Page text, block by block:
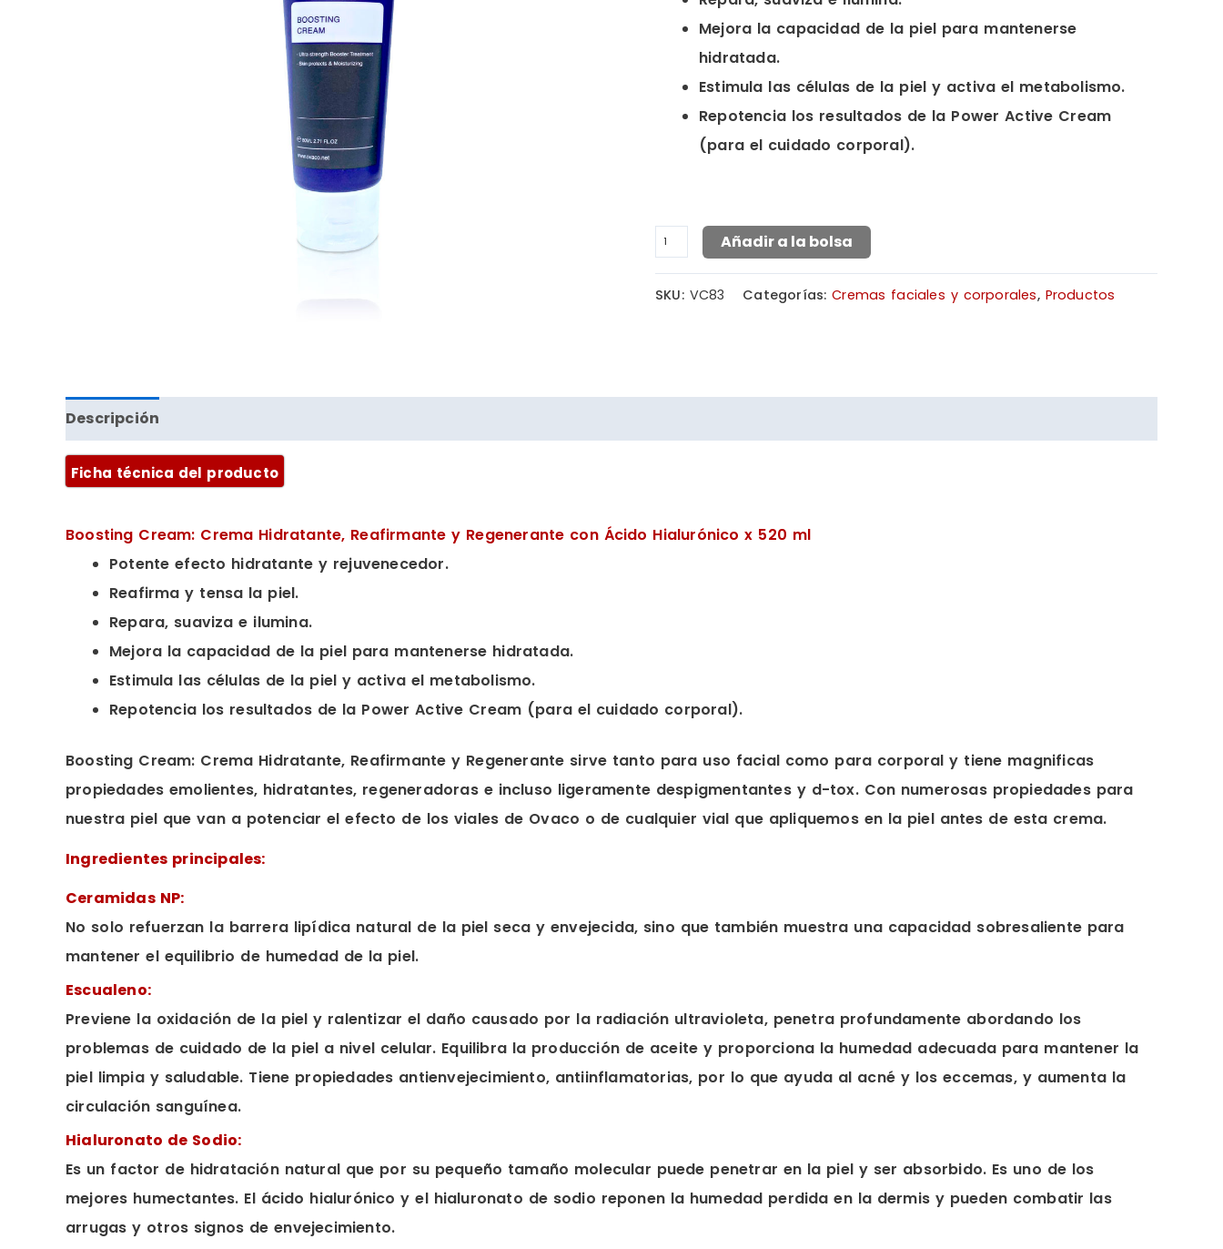
Mejora la capacidad de la piel para mantenerse
hidratada.
Estimula las células de la piel y activa el metabolismo.
Repotencia los resultados de la Power Active Cream
(para el cuidado corporal).
Cream
cantidad
Añadir a la bolsa
SKU: VC83 Categorías:Cremas faciales y corporales, Productos
Descripción
Ficha técnica del producto
Boosting Cream: Crema Hidratante, Reafirmante y Regenerante con Ácido Hialurónico x 520 ml
Potente efecto hidratante y rejuvenecedor.
Reafirma y tensa la piel.
Repara, suaviza e ilumina.
Mejora la capacidad de la piel para mantenerse hidratada.
Estimula las células de la piel y activa el metabolismo.
Repotencia los resultados de la Power Active Cream (para el cuidado corporal).
Boosting Cream: Crema Hidratante, Reafirmante y Regenerante sirve tanto para uso facial como para corporal y tiene magnificas
propiedades emolientes, hidratantes, regeneradoras e incluso ligeramente despigmentantes y d-tox. Con numerosas propiedades para
nuestra piel que van a potenciar el efecto de los viales de Ovaco o de cualquier vial que apliquemos en la piel antes de esta crema.
Ingredientes principales:
Ceramidas NP:
No solo refuerzan la barrera lipídica natural de la piel seca y envejecida, sino que también muestra una capacidad sobresaliente para
mantener el equilibrio de humedad de la piel.
Escualeno:
Previene la oxidación de la piel y ralentizar el daño causado por la radiación ultravioleta, penetra profundamente abordando los
problemas de cuidado de la piel a nivel celular. Equilibra la producción de aceite y proporciona la humedad adecuada para mantener la
piel limpia y saludable. Tiene propiedades antienvejecimiento, antiinflamatorias, por lo que ayuda al acné y los eccemas, y aumenta la
circulación sanguínea.
Hialuronato de Sodio:
Es un factor de hidratación natural que por su pequeño tamaño molecular puede penetrar en la piel y ser absorbido. Es uno de los
mejores humectantes. El ácido hialurónico y el hialuronato de sodio reponen la humedad perdida en la dermis y pueden combatir las
arrugas y otros signos de envejecimiento.